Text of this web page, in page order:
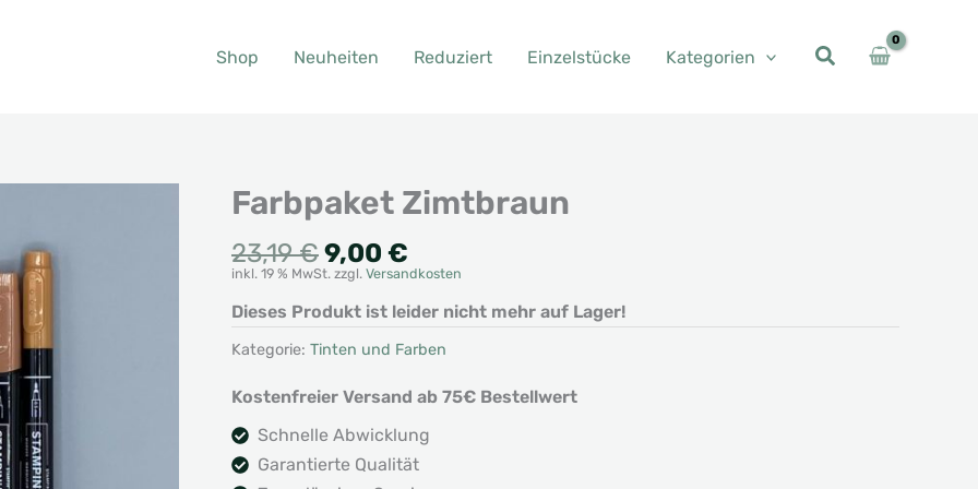
Shop Neuheiten Reduziert Einzelstücke Kategorien
Farbpaket Zimtbraun
23,19€Ursprünglicher
Preis
war:
23,19 €
9,00 €
Preis
ist:
9,00 €.
inkl. 19 % MwSt. zzgl. Versandkosten
Dieses Produkt ist leider nicht mehr auf Lager!
Kategorie: Tinten und Farben
Kostenfreier Versand ab 75€ Bestellwert
Schnelle Abwicklung
Garantierte Qualität